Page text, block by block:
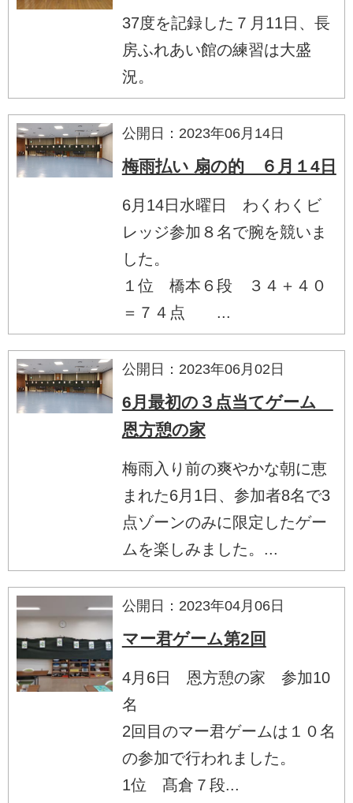
37度を記録した７月11日、長
房ふれあい館の練習は大盛
況。
公開日：2023年06月14日
梅雨払い 扇の的 ６月１4日
6月14日水曜日 わくわくビ
レッジ参加８名で腕を競いま
した。
１位 橋本６段 ３４＋４０
＝７４点 ...
公開日：2023年06月02日
6月最初の３点当てゲーム
恩方憩の家
梅雨入り前の爽やかな朝に恵
まれた6月1日、参加者8名で3
点ゾーンのみに限定したゲー
ムを楽しみました。...
公開日：2023年04月06日
マー君ゲーム第2回
4月6日 恩方憩の家 参加10
名
2回目のマー君ゲームは１０名
の参加で行われました。
1位 髙倉７段...